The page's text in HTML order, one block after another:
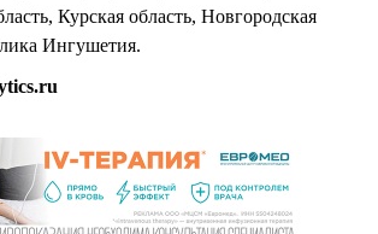
Курская область, Новгородская
Ингушетия.